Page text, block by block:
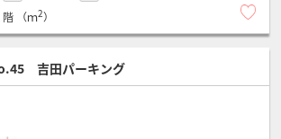
階 （ｍ2）
吉田パーキング